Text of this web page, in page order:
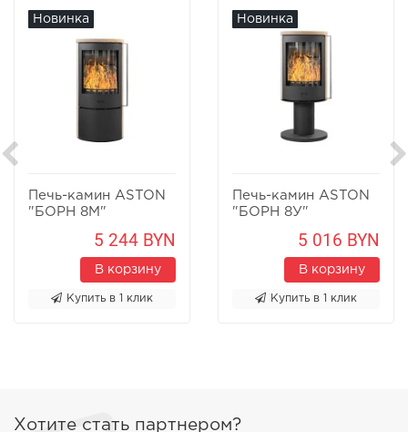
Новинка
Печь-камин ASTON
"БОРН 8М"
5 244 BYN
В корзину
Купить в 1 клик
Новинка
Печь-камин ASTON
"БОРН 8У"
5 016 BYN
В корзину
Купить в 1 клик
Хотите стать партнером?